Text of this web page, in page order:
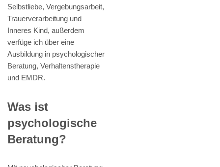
Selbstliebe, Vergebungsarbeit,
Trauerverarbeitung und
Inneres Kind, außerdem
verfüge ich über eine
Ausbildung in psychologischer
Beratung, Verhaltenstherapie
und EMDR.
Was ist
psychologische
Beratung?